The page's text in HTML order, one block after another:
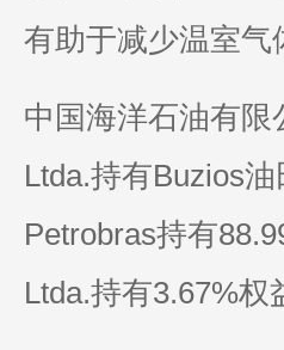
有助于减少温室
中国海洋石油有
Ltda.持有Buzios
Petrobras持有
Ltda.持有3.67%权